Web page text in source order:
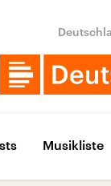
Musikliste